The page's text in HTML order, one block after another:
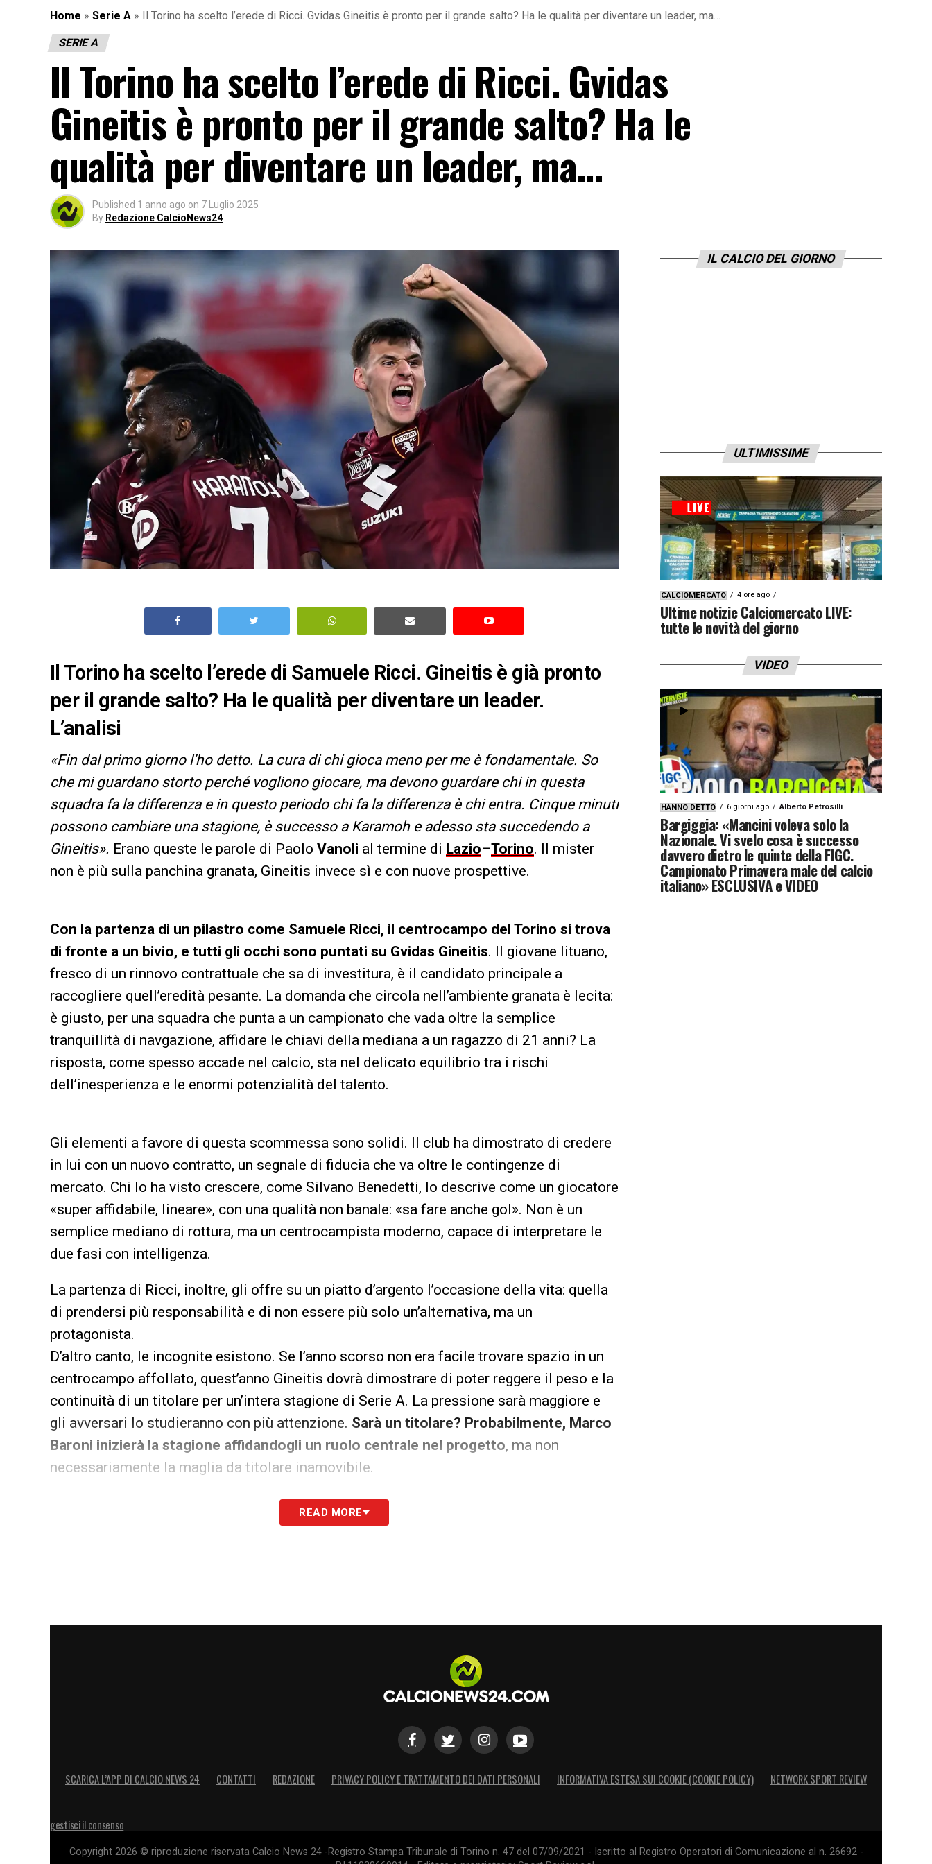
Home » Serie A » Il Torino ha scelto l’erede di Ricci. Gvidas Gineitis è pronto per il grande salto? Ha le qualità per diventare un leader, ma…
SERIE A
Il Torino ha scelto l’erede di Ricci. Gvidas
Gineitis è pronto per il grande salto? Ha le
qualità per diventare un leader, ma…
Published 1 anno ago on 7 Luglio 2025
By Redazione CalcioNews24
Il Torino ha scelto l’erede di Samuele Ricci. Gineitis è già pronto
per il grande salto? Ha le qualità per diventare un leader.
L’analisi
«Fin dal primo giorno l’ho detto. La cura di chi gioca meno per me è fondamentale. So
che mi guardano storto perché vogliono giocare, ma devono guardare chi in questa
squadra fa la differenza e in questo periodo chi fa la differenza è chi entra. Cinque minuti
possono cambiare una stagione, è successo a Karamoh e adesso sta succedendo a
Gineitis». Erano queste le parole di Paolo Vanoli al termine di Lazio–Torino. Il mister
non è più sulla panchina granata, Gineitis invece sì e con nuove prospettive.
Con la partenza di un pilastro come Samuele Ricci, il centrocampo del Torino si trova
di fronte a un bivio, e tutti gli occhi sono puntati su Gvidas Gineitis. Il giovane lituano,
fresco di un rinnovo contrattuale che sa di investitura, è il candidato principale a
raccogliere quell’eredità pesante. La domanda che circola nell’ambiente granata è lecita:
è giusto, per una squadra che punta a un campionato che vada oltre la semplice
tranquillità di navgazione, affidare le chiavi della mediana a un ragazzo di 21 anni? La
risposta, come spesso accade nel calcio, sta nel delicato equilibrio tra i rischi
dell’inesperienza e le enormi potenzialità del talento.
Gli elementi a favore di questa scommessa sono solidi. Il club ha dimostrato di credere
in lui con un nuovo contratto, un segnale di fiducia che va oltre le contingenze di
mercato. Chi lo ha visto crescere, come Silvano Benedetti, lo descrive come un giocatore
«super affidabile, lineare», con una qualità non banale: «sa fare anche gol». Non è un
semplice mediano di rottura, ma un centrocampista moderno, capace di interpretare le
due fasi con intelligenza.
La partenza di Ricci, inoltre, gli offre su un piatto d’argento l’occasione della vita: quella
di prendersi più responsabilità e di non essere più solo un’alternativa, ma un
protagonista.
D’altro canto, le incognite esistono. Se l’anno scorso non era facile trovare spazio in un
centrocampo affollato, quest’anno Gineitis dovrà dimostrare di poter reggere il peso e la
continuità di un titolare per un’intera stagione di Serie A. La pressione sarà maggiore e
gli avversari lo studieranno con più attenzione. Sarà un titolare? Probabilmente, Marco
Baroni inizierà la stagione affidandogli un ruolo centrale nel progetto, ma non
necessariamente la maglia da titolare inamovibile.
Sarà il campo a dare il verdetto definitivo. La scommessa del Torino è lanciata:
trasformare una “sorpresa” in una solida certezza.
READ MORE
IL CALCIO DEL GIORNO
ULTIMISSIME
CALCIOMERCATO 4 ore ago
Ultime notizie Calciomercato LIVE:
tutte le novità del giorno
VIDEO
HANNO DETTO 6 giorni ago Alberto Petrosilli
Bargiggia: «Mancini voleva solo la
Nazionale. Vi svelo cosa è successo
davvero dietro le quinte della FIGC.
Campionato Primavera male del calcio
italiano» ESCLUSIVA e VIDEO
SCARICA L’APP DI CALCIO NEWS 24 CONTATTI REDAZIONE PRIVACY POLICY E TRATTAMENTO DEI DATI PERSONALI INFORMATIVA ESTESA SUI COOKIE (COOKIE POLICY) NETWORK SPORT REVIEW
gestisci il consenso
Copyright 2026 © riproduzione riservata Calcio News 24 -Registro Stampa Tribunale di Torino n. 47 del 07/09/2021 - Iscritto al Registro Operatori di Comunicazione al n. 26692 -